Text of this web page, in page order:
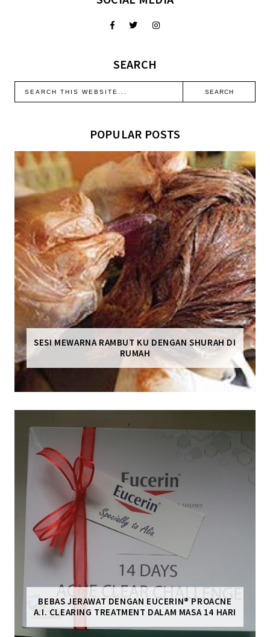
SEARCH
POPULAR POSTS
SESI MEWARNA RAMBUT KU DENGAN SHURAH DI
RUMAH
BEBAS JERAWAT DENGAN EUCERIN® PROACNE
A.I. CLEARING TREATMENT DALAM MASA 14 HARI